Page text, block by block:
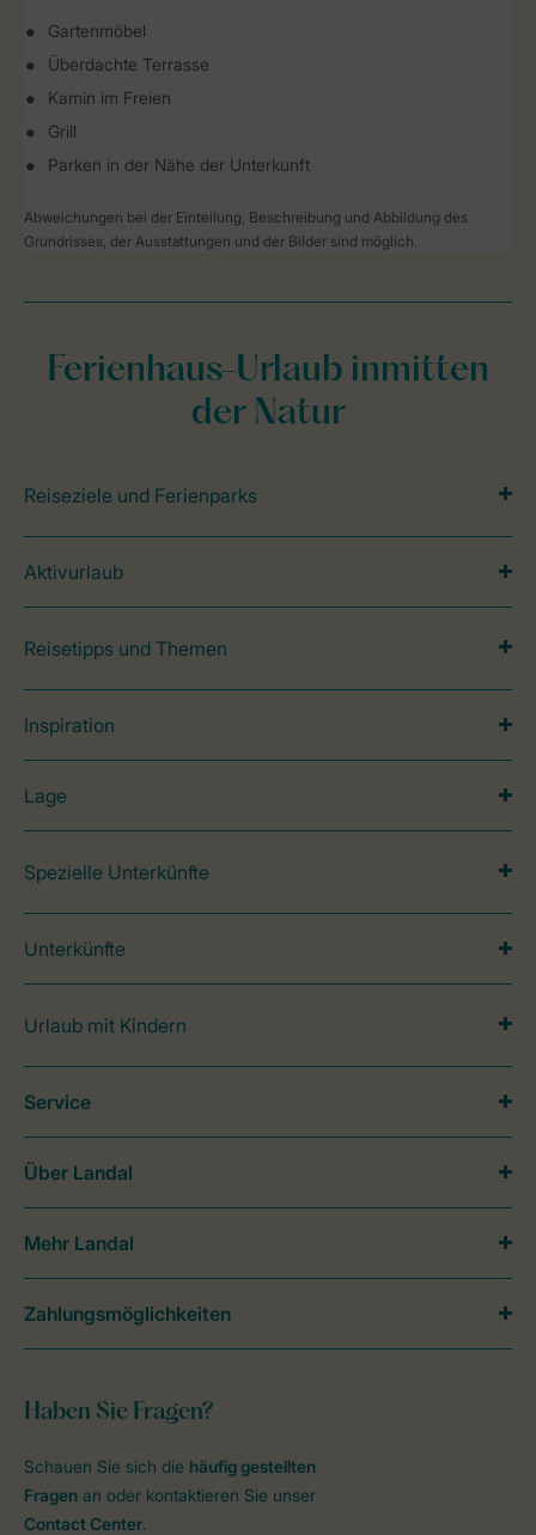
Gartenmöbel
Überdachte Terrasse
Kamin im Freien
Grill
Parken in der Nähe der Unterkunft
Abweichungen bei der Einteilung, Beschreibung und Abbildung des
Grundrisses, der Ausstattungen und der Bilder sind möglich.
Ferienhaus-Urlaub inmitten
der Natur
Reiseziele und Ferienparks
Aktivurlaub
Reisetipps und Themen
Inspiration
Lage
Spezielle Unterkünfte
Unterkünfte
Urlaub mit Kindern
Haben Sie Fragen?
Schauen Sie sich die häufig gestellten
Fragen an oder kontaktieren Sie unser
Contact Center.
Service
Über Landal
Mehr Landal
Zahlungsmöglichkeiten